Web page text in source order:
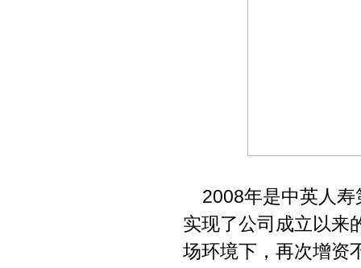
2008年是中英人寿
实现了公司成立以来
场环境下，再次增资